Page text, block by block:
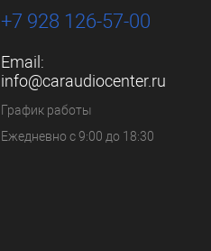
+7 928 126-57-00
Email:
info@caraudiocenter.ru
График работы
Ежедневно с 9:00 до 18:30